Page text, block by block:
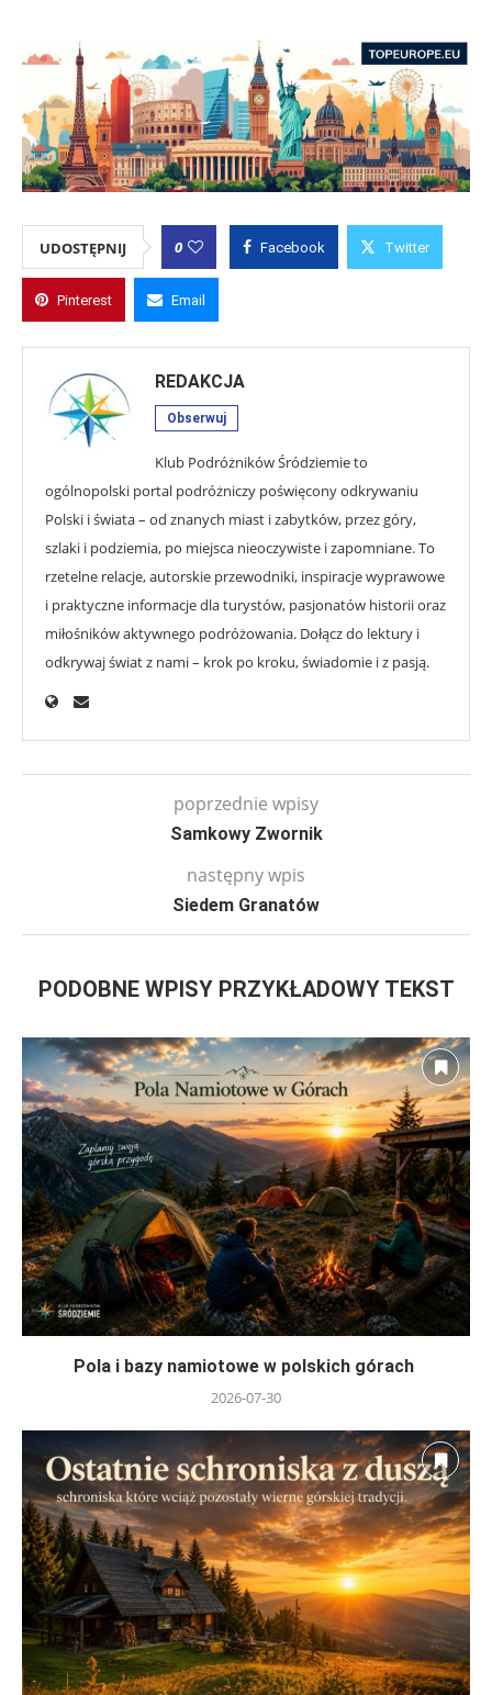
UDOSTĘPNIJ 0 Facebook Twitter
Pinterest Email
REDAKCJA
Obserwuj
Klub Podróżników Śródziemie to
ogólnopolski portal podróżniczy poświęcony odkrywaniu
Polski i świata – od znanych miast i zabytków, przez góry,
szlaki i podziemia, po miejsca nieoczywiste i zapomniane. To
rzetelne relacje, autorskie przewodniki, inspiracje wyprawowe
i praktyczne informacje dla turystów, pasjonatów historii oraz
miłośników aktywnego podróżowania. Dołącz do lektury i
odkrywaj świat z nami – krok po kroku, świadomie i z pasją.
poprzednie wpisy
Samkowy Zwornik
następny wpis
Siedem Granatów
PODOBNE WPISY PRZYKŁADOWY TEKST
Pola i bazy namiotowe w polskich górach
2026-07-30